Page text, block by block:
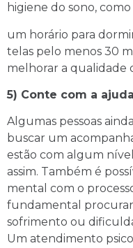
higiene do sono,
um horário para
telas pelo menos 30
melhorar a qualidade
5) Conte com a
Algumas pessoas
buscar um
estão com algum
assim. Também é
mental com o
fundamental
sofrimento ou
Um atendimento